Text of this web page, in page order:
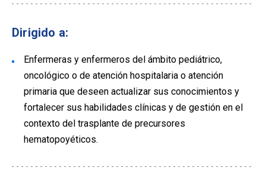
Dirigido a:
Enfermeras y enfermeros del ámbito pediátrico,
oncológico o de atención hospitalaria o atención
primaria que deseen actualizar sus conocimientos y
fortalecer sus habilidades clínicas y de gestión en el
contexto del trasplante de precursores
hematopoyéticos.